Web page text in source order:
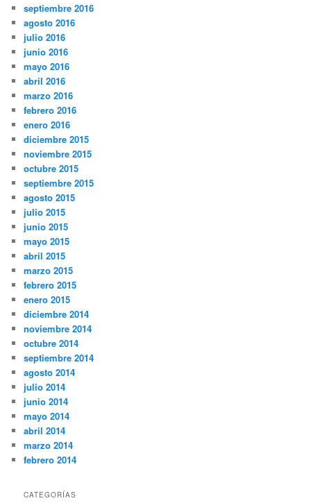
septiembre 2016
agosto 2016
julio 2016
junio 2016
mayo 2016
abril 2016
marzo 2016
febrero 2016
enero 2016
diciembre 2015
noviembre 2015
octubre 2015
septiembre 2015
agosto 2015
julio 2015
junio 2015
mayo 2015
abril 2015
marzo 2015
febrero 2015
enero 2015
diciembre 2014
noviembre 2014
octubre 2014
septiembre 2014
agosto 2014
julio 2014
junio 2014
mayo 2014
abril 2014
marzo 2014
febrero 2014
CATEGORÍAS